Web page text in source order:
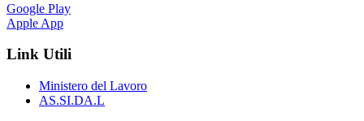
Google Play
Apple App
Link Utili
Ministero del Lavoro
AS.SI.DA.L